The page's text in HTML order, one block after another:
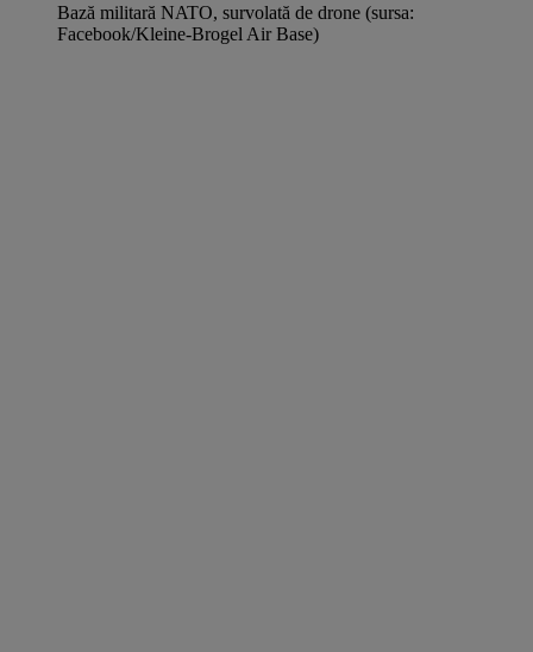
Bază militară NATO, survolată de drone (sursa:
Facebook/Kleine-Brogel Air Base)